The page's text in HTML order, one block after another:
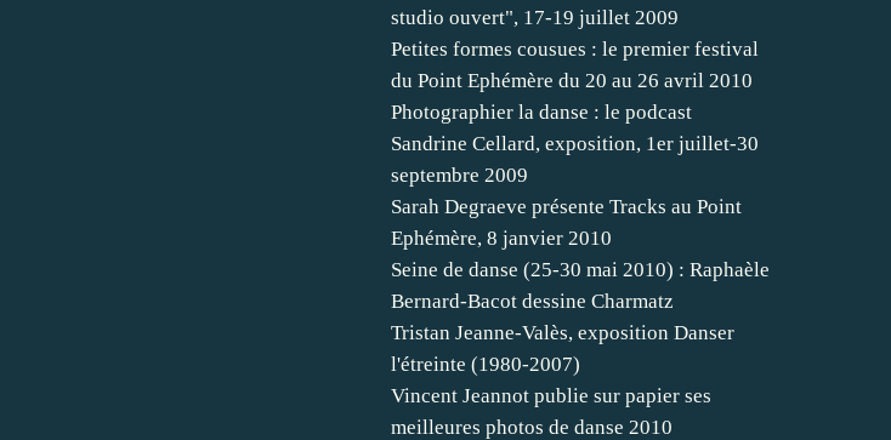
studio ouvert", 17-19 juillet 2009
Petites formes cousues : le premier festival
du Point Ephémère du 20 au 26 avril 2010
Photographier la danse : le podcast
Sandrine Cellard, exposition, 1er juillet-30
septembre 2009
Sarah Degraeve présente Tracks au Point
Ephémère, 8 janvier 2010
Seine de danse (25-30 mai 2010) : Raphaèle
Bernard-Bacot dessine Charmatz
Tristan Jeanne-Valès, exposition Danser
l'étreinte (1980-2007)
Vincent Jeannot publie sur papier ses
meilleures photos de danse 2010